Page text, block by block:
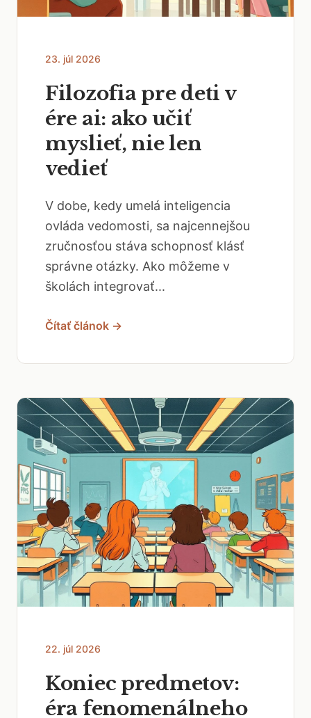
23. júl 2026
Filozofia pre deti v
ére ai: ako učiť
myslieť, nie len
vedieť
V dobe, kedy umelá inteligencia
ovláda vedomosti, sa najcennejšou
zručnosťou stáva schopnosť klásť
správne otázky. Ako môžeme v
školách integrovať...
Čítať článok →
22. júl 2026
Koniec predmetov:
éra fenomenálneho